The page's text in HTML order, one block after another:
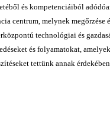
és kompetenciáiból
centrum, melynek megőrzése
technológiai és
és folyamatokat,
tettünk annak